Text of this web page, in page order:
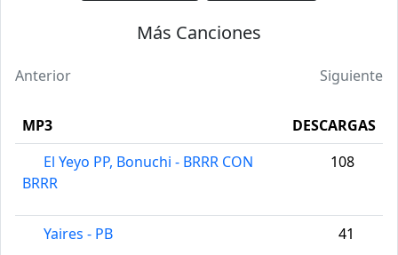
Más Canciones
Anterior Siguiente
MP3
DESCARGAS
El Yeyo PP, Bonuchi - BRRR CON
BRRR
108
Yaires - PB 41